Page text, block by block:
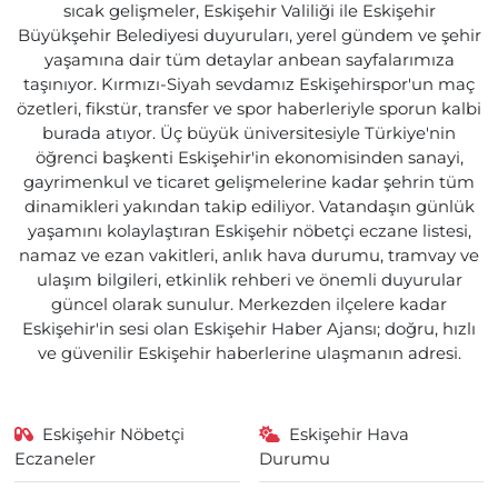
sıcak gelişmeler, Eskişehir Valiliği ile Eskişehir
Büyükşehir Belediyesi duyuruları, yerel gündem ve şehir
yaşamına dair tüm detaylar anbean sayfalarımıza
taşınıyor. Kırmızı-Siyah sevdamız Eskişehirspor'un maç
özetleri, fikstür, transfer ve spor haberleriyle sporun kalbi
burada atıyor. Üç büyük üniversitesiyle Türkiye'nin
öğrenci başkenti Eskişehir'in ekonomisinden sanayi,
gayrimenkul ve ticaret gelişmelerine kadar şehrin tüm
dinamikleri yakından takip ediliyor. Vatandaşın günlük
yaşamını kolaylaştıran Eskişehir nöbetçi eczane listesi,
namaz ve ezan vakitleri, anlık hava durumu, tramvay ve
ulaşım bilgileri, etkinlik rehberi ve önemli duyurular
güncel olarak sunulur. Merkezden ilçelere kadar
Eskişehir'in sesi olan Eskişehir Haber Ajansı; doğru, hızlı
ve güvenilir Eskişehir haberlerine ulaşmanın adresi.
Eskişehir Nöbetçi
Eczaneler
Eskişehir Hava
Durumu